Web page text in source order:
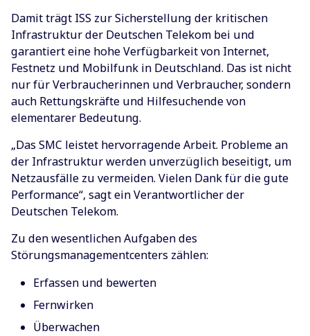
Damit trägt ISS zur Sicherstellung der kritischen
Infrastruktur der Deutschen Telekom bei und
garantiert eine hohe Verfügbarkeit von Internet,
Festnetz und Mobilfunk in Deutschland. Das ist nicht
nur für Verbraucherinnen und Verbraucher, sondern
auch Rettungskräfte und Hilfesuchende von
elementarer Bedeutung.
„Das SMC leistet hervorragende Arbeit. Probleme an
der Infrastruktur werden unverzüglich beseitigt, um
Netzausfälle zu vermeiden. Vielen Dank für die gute
Performance“, sagt ein Verantwortlicher der
Deutschen Telekom.
Zu den wesentlichen Aufgaben des
Störungsmanagementcenters zählen:
Erfassen und bewerten
Fernwirken
Überwachen